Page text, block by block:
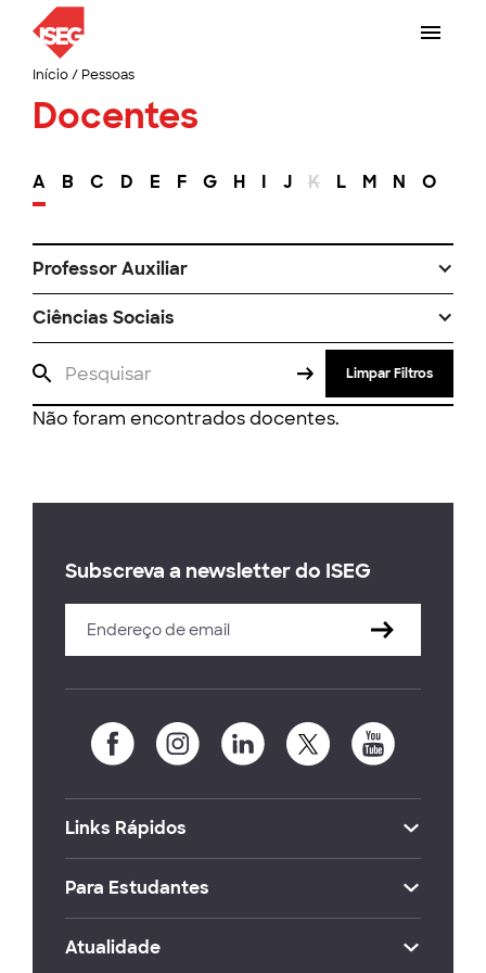
Início/ Pessoas
Docentes
A B C D E F G H I J K L M N O
Professor Auxiliar
Ciências Sociais
Limpar Filtros
Não foram encontrados docentes.
Subscreva a newsletter do ISEG
Links Rápidos
Para Estudantes
Atualidade